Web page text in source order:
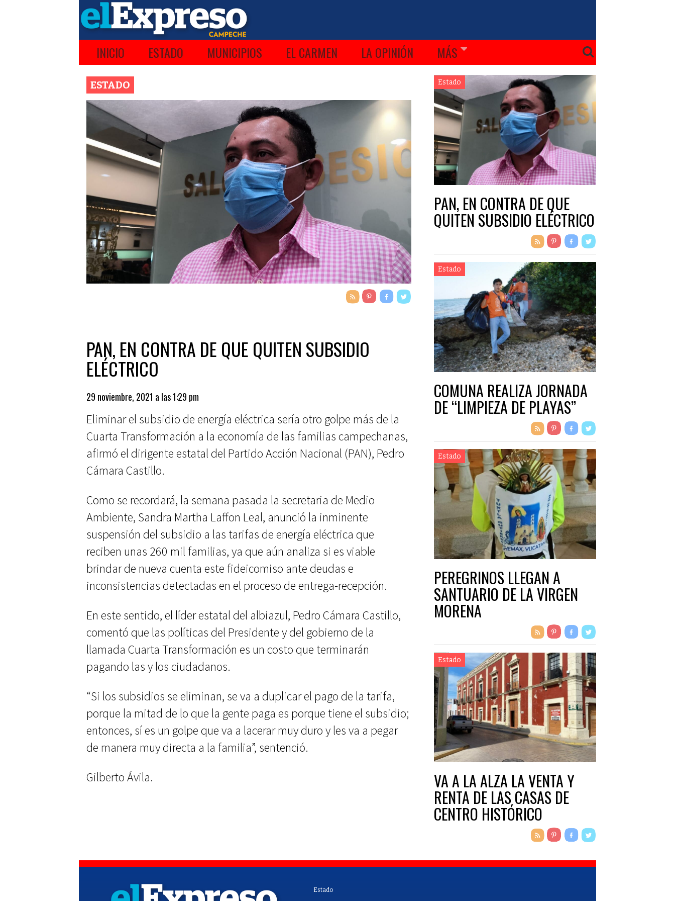
INICIO ESTADO MUNICIPIOS EL CARMEN LA OPINIÓN MÁS
ESTADO
PAN, EN CONTRA DE QUE QUITEN SUBSIDIO
ELÉCTRICO
29 noviembre, 2021 a las 1:29 pm
Eliminar el subsidio de energía eléctrica sería otro golpe más de la
Cuarta Transformación a la economía de las familias campechanas,
afirmó el dirigente estatal del Partido Acción Nacional (PAN), Pedro
Cámara Castillo.
Como se recordará, la semana pasada la secretaria de Medio
Ambiente, Sandra Martha Laffon Leal, anunció la inminente
suspensión del subsidio a las tarifas de energía eléctrica que
reciben unas 260 mil familias, ya que aún analiza si es viable
brindar de nueva cuenta este fideicomiso ante deudas e
inconsistencias detectadas en el proceso de entrega-recepción.
En este sentido, el líder estatal del albiazul, Pedro Cámara Castillo,
comentó que las políticas del Presidente y del gobierno de la
llamada Cuarta Transformación es un costo que terminarán
pagando las y los ciudadanos.
“Si los subsidios se eliminan, se va a duplicar el pago de la tarifa,
porque la mitad de lo que la gente paga es porque tiene el subsidio;
entonces, sí es un golpe que va a lacerar muy duro y les va a pegar
de manera muy directa a la familia”, sentenció.
Gilberto Ávila.
Estado
PAN, EN CONTRA DE QUE
QUITEN SUBSIDIO ELÉCTRICO
Estado
COMUNA REALIZA JORNADA
DE “LIMPIEZA DE PLAYAS”
Estado
PEREGRINOS LLEGAN A
SANTUARIO DE LA VIRGEN
MORENA
Estado
VA A LA ALZA LA VENTA Y
RENTA DE LAS CASAS DE
CENTRO HISTÓRICO
Estado